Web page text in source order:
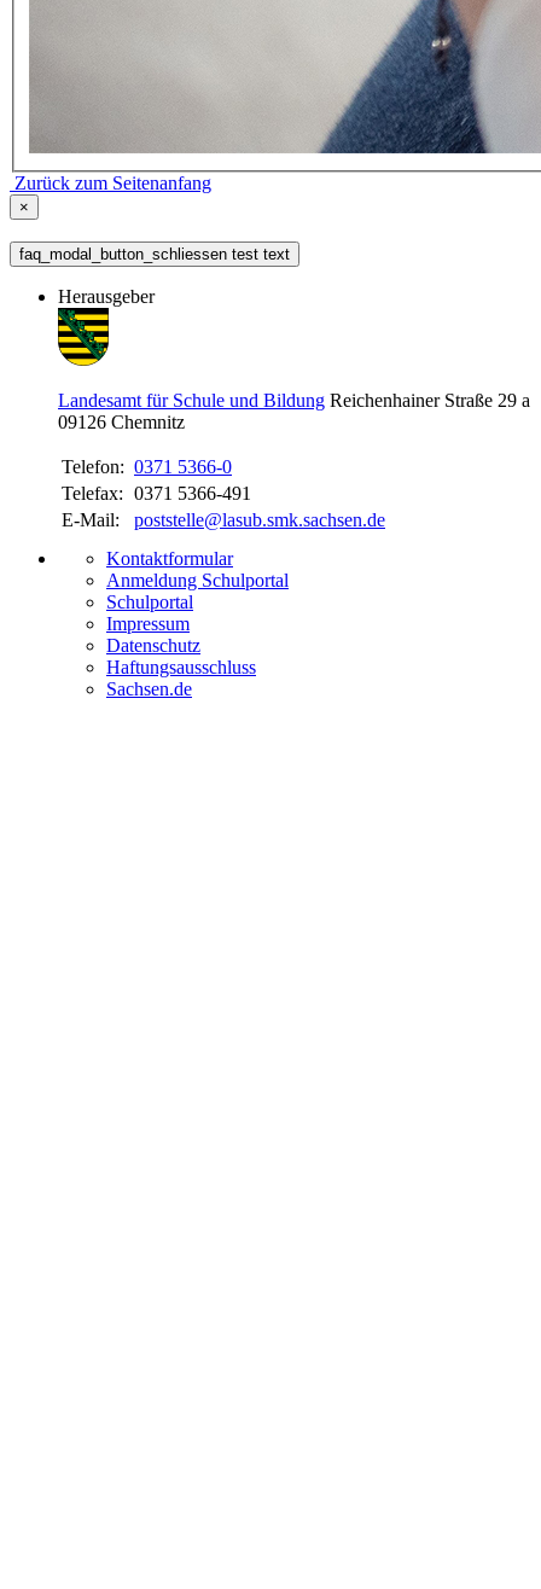
Zurück zum Seitenanfang
×
faq_modal_button_schliessen test text
Herausgeber
Landesamt für Schule und Bildung Reichenhainer Straße 29 a
09126 Chemnitz
Telefon: 0371 5366-0
Telefax: 0371 5366-491
E-Mail:
poststelle@lasub.smk.sachsen.de
Kontaktformular
Anmeldung Schulportal
Schulportal
Impressum
Datenschutz
Haftungsausschluss
Sachsen.de